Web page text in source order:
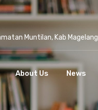
Muntilan, Kab
About Us News